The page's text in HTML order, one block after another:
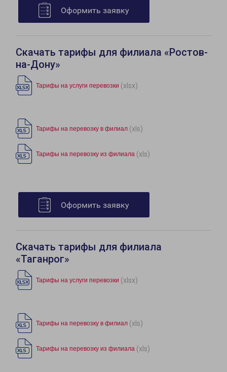
Оформить заявку
Скачать тарифы для филиала «Ростов-
на-Дону»
Тарифы на услуги перевозки (xlsx)
Тарифы на перевозку в филиал (xls)
Тарифы на перевозку из филиала (xls)
Оформить заявку
Скачать тарифы для филиала
«Таганрог»
Тарифы на услуги перевозки (xlsx)
Тарифы на перевозку в филиал (xls)
Тарифы на перевозку из филиала (xls)